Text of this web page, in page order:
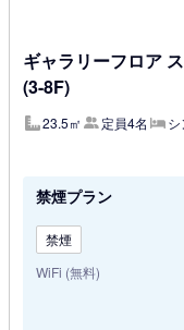
ギャラリーフロア
(3-8F)
23.5㎡ 定員4名
禁煙プラン
禁煙
WiFi (無料)